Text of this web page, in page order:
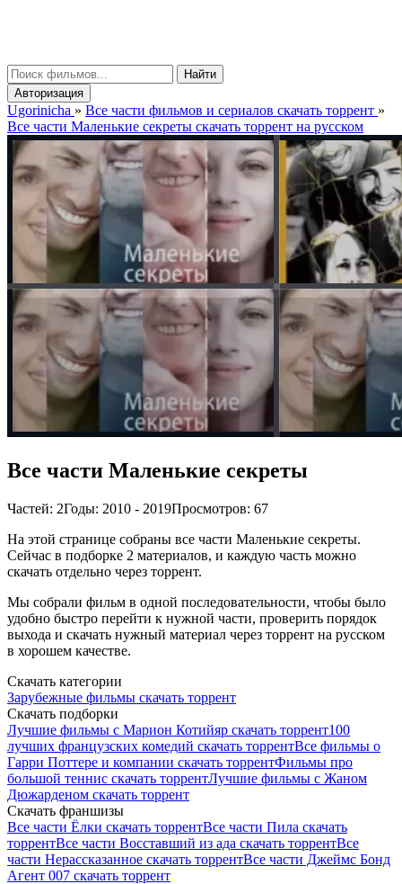
Найти
Авторизация
Ugorinicha » Все части фильмов и сериалов скачать торрент »
Все части Маленькие секреты скачать торрент на русском
Все части Маленькие секреты
Частей: 2Годы: 2010 - 2019Просмотров: 67
На этой странице собраны все части Маленькие секреты.
Сейчас в подборке 2 материалов, и каждую часть можно
скачать отдельно через торрент.
Мы собрали фильм в одной последовательности, чтобы было
удобно быстро перейти к нужной части, проверить порядок
выхода и скачать нужный материал через торрент на русском
в хорошем качестве.
Скачать категории
Зарубежные фильмы скачать торрент
Скачать подборки
Лучшие фильмы с Марион Котийяр скачать торрент100
лучших французских комедий скачать торрентВсе фильмы о
Гарри Поттере и компании скачать торрентФильмы про
большой теннис скачать торрентЛучшие фильмы с Жаном
Дюжарденом скачать торрент
Скачать франшизы
Все части Ёлки скачать торрентВсе части Пила скачать
торрентВсе части Восставший из ада скачать торрентВсе
части Нерассказанное скачать торрентВсе части Джеймс Бонд
Агент 007 скачать торрент